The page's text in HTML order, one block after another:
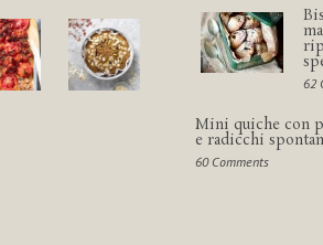
62
Mini quiche con
e radicchi
60 Comments